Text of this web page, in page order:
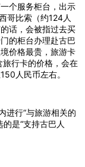
个服务柜台，出示
哥比索（约124人
话，会被指过去买
的柜台办理赴古巴
价格最贵，旅游卡
行卡的价格，会在
人民币左右。
进行“与旅游相关的
是“支持古巴人